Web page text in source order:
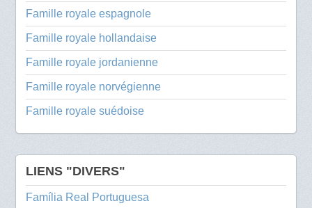
Famille royale espagnole
Famille royale hollandaise
Famille royale jordanienne
Famille royale norvégienne
Famille royale suédoise
LIENS "DIVERS"
Família Real Portuguesa